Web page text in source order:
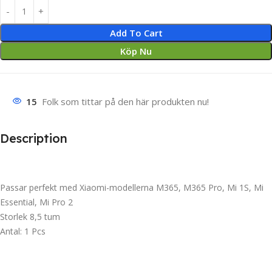
Add To Cart
Köp Nu
15 Folk som tittar på den här produkten nu!
Description
Passar perfekt med Xiaomi-modellerna M365, M365 Pro, Mi 1S, Mi
Essential, Mi Pro 2
Storlek 8,5 tum
Antal: 1 Pcs